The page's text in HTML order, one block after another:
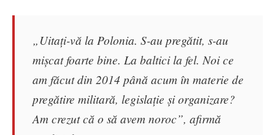
„Uitați-vă la Polonia. S-au pregătit, s-au
mișcat foarte bine. La baltici la fel. Noi ce
am făcut din 2014 până acum în materie de
pregătire militară, legislație și organizare?
Am crezut că o să avem noroc”, afirmă